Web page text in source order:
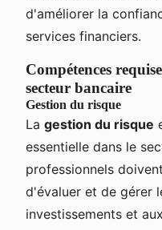
d'améliorer la
services financiers.
Compétences
secteur bancaire
Gestion du risque
La gestion du risque
essentielle dans le
professionnels
d'évaluer et de gérer
investissements et